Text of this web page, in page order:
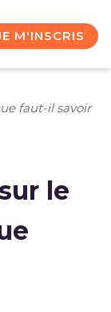
M'INSCRIS
faut-il savoir
le